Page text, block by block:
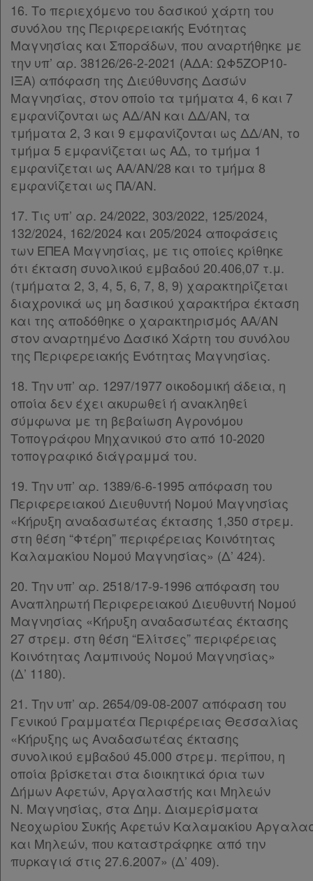
Απόκτηση
Συνδρομής
Ατομική
συνδρομή
Ομαδικά
πακέτα
Παροχές
σε
συνδρομητές
Ενεργοί
συνδρομητές
Τα
αγαπημένα
μου
Οι
σημειώσεις
μου
Ψάχνω
και
δε
βρίσκω
16. Το περιεχόμενο του δασικού χάρτη του
συνόλου της Περιφερειακής Ενότητας
Μαγνησίας και Σποράδων, που αναρτήθηκε με
την υπ’ αρ. 38126/26-2-2021 (ΑΔΑ: ΩΦ5ΖΟΡ10-
ΙΞΑ) απόφαση της Διεύθυνσης Δασών
Μαγνησίας, στον οποίο τα τμήματα 4, 6 και 7
εμφανίζονται ως ΑΔ/ΑΝ και ΔΔ/ΑΝ, τα
τμήματα 2, 3 και 9 εμφανίζονται ως ΔΔ/ΑΝ, το
τμήμα 5 εμφανίζεται ως ΑΔ, το τμήμα 1
εμφανίζεται ως ΑΑ/ΑΝ/28 και το τμήμα 8
εμφανίζεται ως ΠΑ/ΑΝ.
17. Τις υπ’ αρ. 24/2022, 303/2022, 125/2024,
132/2024, 162/2024 και 205/2024 αποφάσεις
των ΕΠΕΑ Μαγνησίας, με τις οποίες κρίθηκε
ότι έκταση συνολικού εμβαδού 20.406,07 τ.μ.
(τμήματα 2, 3, 4, 5, 6, 7, 8, 9) χαρακτηρίζεται
διαχρονικά ως μη δασικού χαρακτήρα έκταση
και της αποδόθηκε ο χαρακτηρισμός ΑΑ/ΑΝ
στον αναρτημένο Δασικό Χάρτη του συνόλου
της Περιφερειακής Ενότητας Μαγνησίας.
18. Την υπ’ αρ. 1297/1977 οικοδομική άδεια, η
οποία δεν έχει ακυρωθεί ή ανακληθεί
σύμφωνα με τη βεβαίωση Αγρονόμου
Τοπογράφου Μηχανικού στο από 10-2020
τοπογραφικό διάγραμμά του.
19. Την υπ’ αρ. 1389/6-6-1995 απόφαση του
Περιφερειακού Διευθυντή Νομού Μαγνησίας
«Κήρυξη αναδασωτέας έκτασης 1,350 στρεμ.
στη θέση “Φτέρη” περιφέρειας Κοινότητας
Καλαμακίου Νομού Μαγνησίας» (Δ’ 424).
20. Την υπ’ αρ. 2518/17-9-1996 απόφαση του
Αναπληρωτή Περιφερειακού Διευθυντή Νομού
Μαγνησίας «Κήρυξη αναδασωτέας έκτασης
27 στρεμ. στη θέση “Ελίτσες” περιφέρειας
Κοινότητας Λαμπινούς Νομού Μαγνησίας»
(Δ’ 1180).
21. Την υπ’ αρ. 2654/09-08-2007 απόφαση του
Γενικού Γραμματέα Περιφέρειας Θεσσαλίας
«Κήρυξης ως Αναδασωτέας έκτασης
συνολικού εμβαδού 45.000 στρεμ. περίπου, η
οποία βρίσκεται στα διοικητικά όρια των
Δήμων Αφετών, Αργαλαστής και Μηλεών
Ν. Μαγνησίας, στα Δημ. Διαμερίσματα
Νεοχωρίου Συκής Αφετών Καλαμακίου
και Μηλεών, που καταστράφηκε από την
πυρκαγιά στις 27.6.2007» (Δ’ 409).